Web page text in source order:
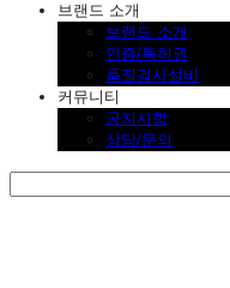
브랜드 소개
브랜드 소개
인증/특허권
품질검사설비
커뮤니티
공지사항
상담/문의